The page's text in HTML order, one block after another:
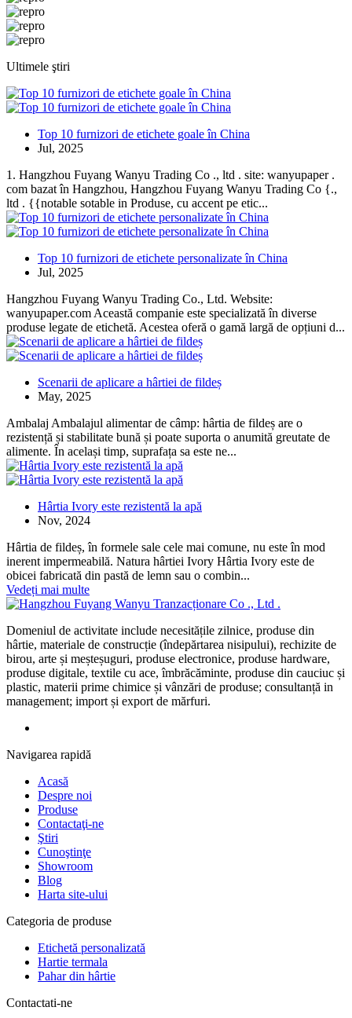
Ultimele ştiri
Top 10 furnizori de etichete goale în China
Jul, 2025
1. Hangzhou Fuyang Wanyu Trading Co ., ltd . site: wanyupaper .
com bazat în Hangzhou, Hangzhou Fuyang Wanyu Trading Co {.,
ltd . {{notable sotable in Produse, cu accent pe etic...
Top 10 furnizori de etichete personalizate în China
Jul, 2025
Hangzhou Fuyang Wanyu Trading Co., Ltd. Website:
wanyupaper.com Această companie este specializată în diverse
produse legate de etichetă. Acestea oferă o gamă largă de opțiuni d...
Scenarii de aplicare a hârtiei de fildeș
May, 2025
Ambalaj Ambalajul alimentar de câmp: hârtia de fildeș are o
rezistență și stabilitate bună și poate suporta o anumită greutate de
alimente. În același timp, suprafața sa este ne...
Hârtia Ivory este rezistentă la apă
Nov, 2024
Hârtia de fildeș, în formele sale cele mai comune, nu este în mod
inerent impermeabilă. Natura hârtiei Ivory Hârtia Ivory este de
obicei fabricată din pastă de lemn sau o combin...
Vedeți mai multe
Domeniul de activitate include necesitățile zilnice, produse din
hârtie, materiale de construcție (îndepărtarea nisipului), rechizite de
birou, arte și meșteșuguri, produse electronice, produse hardware,
produse digitale, textile cu ace, îmbrăcăminte, produse din cauciuc și
plastic, materii prime chimice și vânzări de produse; consultanță in
management; import și export de mărfuri.
Navigarea rapidă
Acasă
Despre noi
Produse
Contactaţi-ne
Ştiri
Cunoştinţe
Showroom
Blog
Harta site-ului
Categoria de produse
Etichetă personalizată
Hartie termala
Pahar din hârtie
Contactati-ne